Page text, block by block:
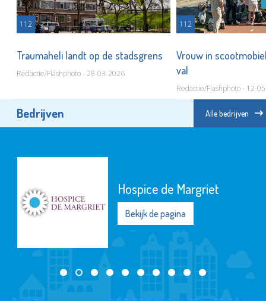
112
Traumaheli landt op de stadsgrens
Redactie/Flashphoto - 28-03-2026
112
Vrouw in
val
Redactie/Flashphoto - 12-
Bedrijven Alle bedrijven
Hospice de Margriet
Bekijk de pagina